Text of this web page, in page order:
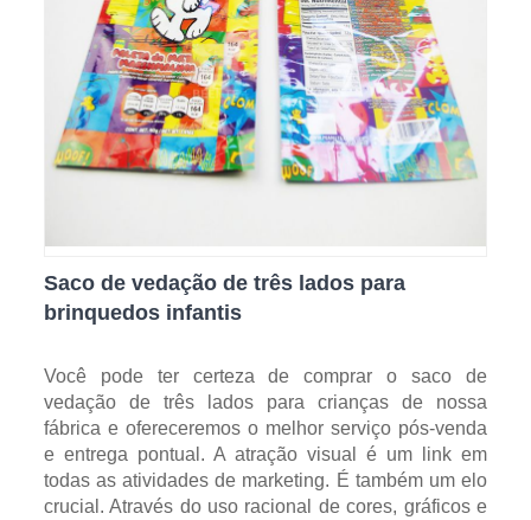
Saco de vedação de três lados para
brinquedos infantis
Você pode ter certeza de comprar o saco de
vedação de três lados para crianças de nossa
fábrica e ofereceremos o melhor serviço pós-venda
e entrega pontual. A atração visual é um link em
todas as atividades de marketing. É também um elo
crucial. Através do uso racional de cores, gráficos e